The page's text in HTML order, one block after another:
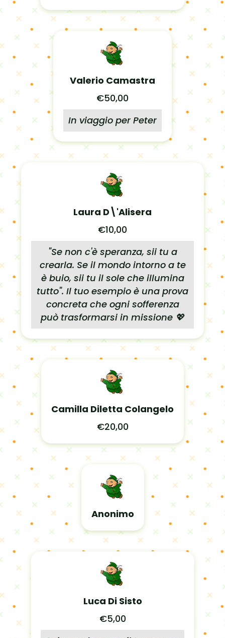
Valerio Camastra
€50,00
In viaggio per Peter
Laura D\'Alisera
€10,00
"Se non c'è speranza, sii tu a
crearla. Se il mondo intorno a te
è buio, sii tu il sole che illumina
tutto". Il tuo esempio è una prova
concreta che ogni sofferenza
può trasformarsi in missione 💖
Camilla Diletta Colangelo
€20,00
Anonimo
Luca Di Sisto
€5,00